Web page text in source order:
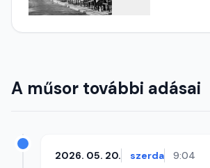
A műsor további adásai
2026. 05. 20. szerda 9:04